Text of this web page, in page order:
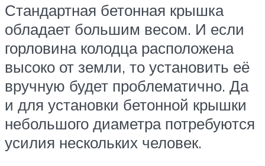
Стандартная бетонная крышка
обладает большим весом. И если
горловина колодца расположена
высоко от земли, то установить её
вручную будет проблематично. Да
и для установки бетонной крышки
небольшого диаметра потребуются
усилия нескольких человек.